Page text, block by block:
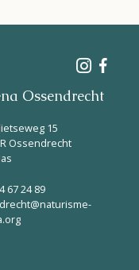
Ossendrecht
15
Ossendrecht
67 24 89